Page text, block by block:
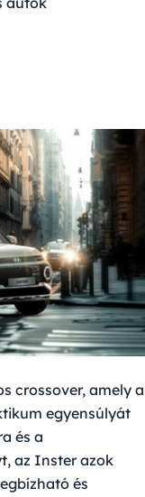
crossover, amely a
egyensúlyát
és a
az Inster azok
és